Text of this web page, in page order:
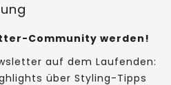
Community werden!
auf dem Laufenden:
über Styling-Tipps